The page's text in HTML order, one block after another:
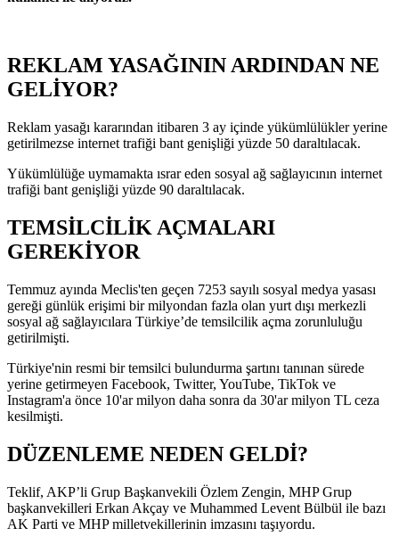
REKLAM YASAĞININ ARDINDAN NE
GELİYOR?
Reklam yasağı kararından itibaren 3 ay içinde yükümlülükler yerine
getirilmezse internet trafiği bant genişliği yüzde 50 daraltılacak.
Yükümlülüğe uymamakta ısrar eden sosyal ağ sağlayıcının internet
trafiği bant genişliği yüzde 90 daraltılacak.
TEMSİLCİLİK AÇMALARI
GEREKİYOR
Temmuz ayında Meclis'ten geçen 7253 sayılı sosyal medya yasası
gereği günlük erişimi bir milyondan fazla olan yurt dışı merkezli
sosyal ağ sağlayıcılara Türkiye’de temsilcilik açma zorunluluğu
getirilmişti.
Türkiye'nin resmi bir temsilci bulundurma şartını tanınan sürede
yerine getirmeyen Facebook, Twitter, YouTube, TikTok ve
Instagram'a önce 10'ar milyon daha sonra da 30'ar milyon TL ceza
kesilmişti.
DÜZENLEME NEDEN GELDİ?
Teklif, AKP’li Grup Başkanvekili Özlem Zengin, MHP Grup
başkanvekilleri Erkan Akçay ve Muhammed Levent Bülbül ile bazı
AK Parti ve MHP milletvekillerinin imzasını taşıyordu.